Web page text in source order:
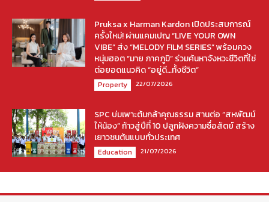
Pruksa x Harman Kardon เปิดประสบการณ์
ครั้งใหม่! ผ่านแคมเปญ “LIVE YOUR OWN
VIBE” ส่ง “MELODY FILM SERIES” พร้อมควง
หนุ่มฮอต “มาย ภาคภูมิ” ร่วมค้นหาจังหวะชีวิตที่ใช่
ต่อยอดแนวคิด “อยู่ดี…ทั้งชีวิต”
Property 22/07/2026
SPC บ่มเพาะต้นกล้าคุณธรรม สานต่อ “สหพัฒน์
ให้น้อง” ก้าวสู่ปีที่ 10 ปลูกฝังความซื่อสัตย์ สร้าง
เยาวชนต้นแบบทั่วประเทศ
Education 21/07/2026